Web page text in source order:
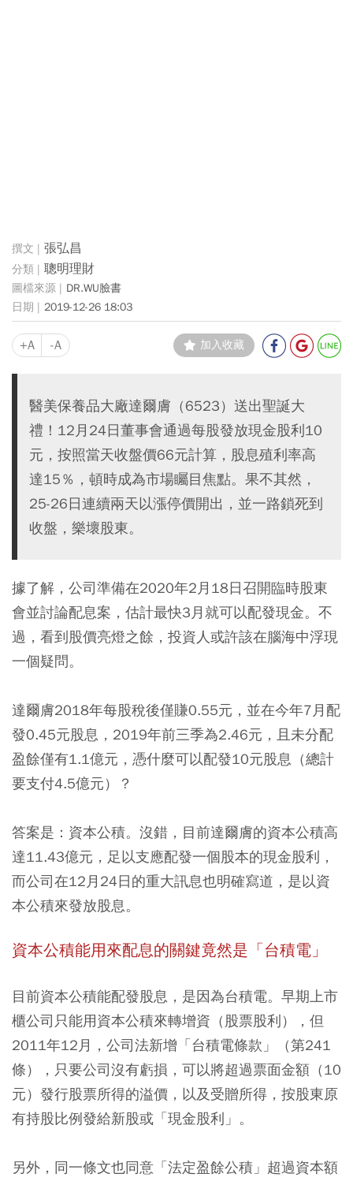
張弘昌
聰明理財
DR.WU臉書
2019-12-26 18:03
+A -A 加入收藏
醫美保養品大廠達爾膚（6523）送出聖誕大
禮！12月24日董事會通過每股發放現金股利10
元，按照當天收盤價66元計算，股息殖利率高
達15％，頓時成為市場矚目焦點。果不其然，
25-26日連續兩天以漲停價開出，並一路鎖死到
收盤，樂壞股東。
據了解，公司準備在2020年2月18日召開臨時股東
會並討論配息案，估計最快3月就可以配發現金。不
過，看到股價亮燈之餘，投資人或許該在腦海中浮現
一個疑問。
達爾膚2018年每股稅後僅賺0.55元，並在今年7月配
發0.45元股息，2019年前三季為2.46元，且未分配
盈餘僅有1.1億元，憑什麼可以配發10元股息（總計
要支付4.5億元）？
答案是：資本公積。沒錯，目前達爾膚的資本公積高
達11.43億元，足以支應配發一個股本的現金股利，
而公司在12月24日的重大訊息也明確寫道，是以資
本公積來發放股息。
資本公積能用來配息的關鍵竟然是「台積電」
目前資本公積能配發股息，是因為台積電。早期上市
櫃公司只能用資本公積來轉增資（股票股利），但
2011年12月，公司法新增「台積電條款」（第241
條），只要公司沒有虧損，可以將超過票面金額（10
元）發行股票所得的溢價，以及受贈所得，按股東原
有持股比例發給新股或「現金股利」。
另外，同一條文也同意「法定盈餘公積」超過資本額